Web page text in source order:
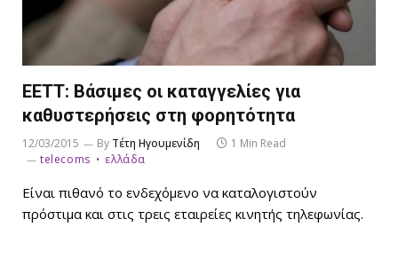
ΕΕΤΤ: Βάσιμες οι καταγγελίες για
καθυστερήσεις στη φορητότητα
12/03/2015 By Τέτη Ηγουμενίδη
1 Min Read
telecoms
ελλάδα
Είναι πιθανό το ενδεχόμενο να καταλογιστούν
πρόστιμα και στις τρεις εταιρείες κινητής τηλεφωνίας.